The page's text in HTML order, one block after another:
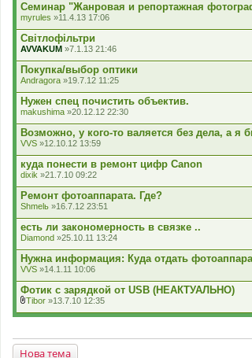
Семинар "Жанровая и репортажная
myrules »11.4.13 17:06
Світлофільтри
AVVAKUM »7.1.13 21:46
Покупка/выбор оптики
Andragora »19.7.12 11:25
Нужен спец почистить объектив.
makushima »20.12.12 22:30
Возможно, у кого-то валяется без дела, а я
VVS »12.10.12 13:59
куда понести в ремонт цифр Canon
dixik »21.7.10 09:22
Ремонт фотоаппарата. Где?
Shmelь »16.7.12 23:51
есть ли закономерность в связке ..
Diamond »25.10.11 13:24
Нужна информация: Куда отдать
VVS »14.1.11 10:06
Фотик с зарядкой от USB (НЕАКТУАЛЬНО)
к
а
д
е
Tibor »13.7.10 12:35
Нова тема